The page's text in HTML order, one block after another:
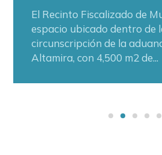
El Recinto Fiscalizado de
espacio ubicado dentro de
circunscripción de la
Altamira, con 4,500 m2 de...